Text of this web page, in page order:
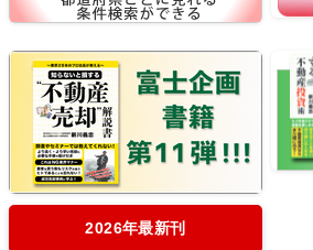
2026年最新刊